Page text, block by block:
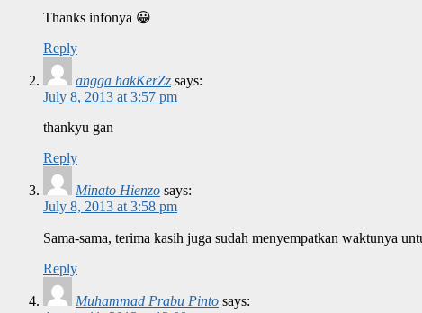
Thanks infonya 😀
Reply
angga hakKerZz says:
July 8, 2013 at 3:57 pm
thankyu gan
Reply
Minato Hienzo says:
July 8, 2013 at 3:58 pm
Sama-sama, terima kasih juga sudah menyempatkan waktunya
Reply
Muhammad Prabu Pinto says: